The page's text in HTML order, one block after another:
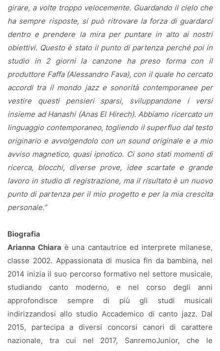
girare, a volte troppo velocemente. Guardando il cielo che
ha sempre risposte, si può ritrovare la forza di guardarci
dentro e prendere la mira per puntare in alto ai nostri
obiettivi. Questo è stato il punto di partenza perché poi in
studio in 2 giorni la canzone ha preso forma con il
produttore Faffa (Alessandro Fava), con il quale ho cercato
accordi tra il mondo jazz e sonorità contemporanee per
vestire questi pensieri sparsi, sviluppandone i versi
insieme ad Hanashi (Anas El Hirech). Abbiamo ricercato un
linguaggio contemporaneo, togliendo il superfluo dal testo
originario e avvolgendolo con un sound originale e a mio
avviso magnetico, quasi ipnotico. Ci sono stati momenti di
ricerca, blocchi, diverse prove, idee scartate e grande
lavoro in studio di registrazione, ma il risultato è un nuovo
punto di partenza per il mio progetto e per la mia crescita
personale.”
Biografia
Arianna Chiara è una cantautrice ed interprete milanese,
classe 2002. Appassionata di musica fin da bambina, nel
2014 inizia il suo percorso formativo nel settore musicale,
studiando canto moderno, e nel corso degli anni
approfondisce sempre di più gli studi musicali
indirizzandosi allo studio Accademico di canto jazz. Dal
2015, partecipa a diversi concorsi canori di carattere
nazionale, tra cui nel 2017, SanremoJunior, che le